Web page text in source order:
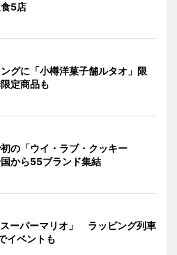
5店
グに「小樽洋菓子舗ルタオ」限
定商品も
の「ウイ・ラブ・クッキー
から55ブランド集結
ーパーマリオ」 ラッピング列車
イベントも